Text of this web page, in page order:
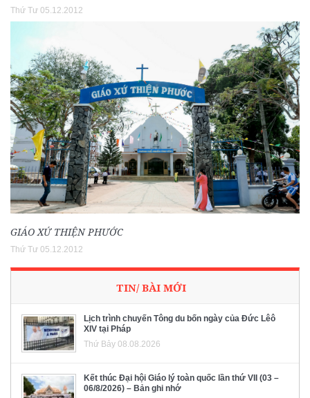
Thứ Tư 05.12.2012
GIÁO XỨ THIỆN PHƯỚC
Thứ Tư 05.12.2012
TIN/ BÀI MỚI
Lịch trình chuyến Tông du bốn ngày của Đức Lêô
XIV tại Pháp
Thứ Bảy 08.08.2026
Kết thúc Đại hội Giáo lý toàn quốc lần thứ VII (03 –
06/8/2026) – Bản ghi nhớ